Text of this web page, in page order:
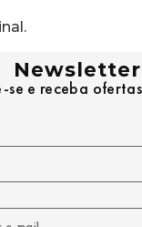
Newsletter
se e receba